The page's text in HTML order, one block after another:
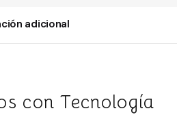
adicional
con Tecnología